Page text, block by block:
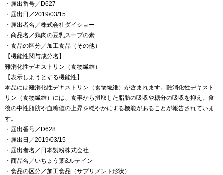
・届出番号／D627
・届出日／2019/03/15
・届出者名／株式会社ダイショー
・商品名／鶏肉の豆乳スープの素
・食品の区分／加工食品（その他）
【機能性関与成分名】
難消化性デキストリン（食物繊維）
【表示しようとする機能性】
本品には難消化性デキストリン（食物繊維）が含まれます。難消化性デキスト
リン（食物繊維）には、食事から摂取した脂肪の吸収や糖分の吸収を抑え、食
後の中性脂肪や血糖値の上昇を穏やかにする機能があることが報告されていま
す。
・届出番号／D628
・届出日／2019/03/15
・届出者名／日本製粉株式会社
・商品名／いちょう葉&ルテイン
・食品の区分／加工食品（サプリメント形状）